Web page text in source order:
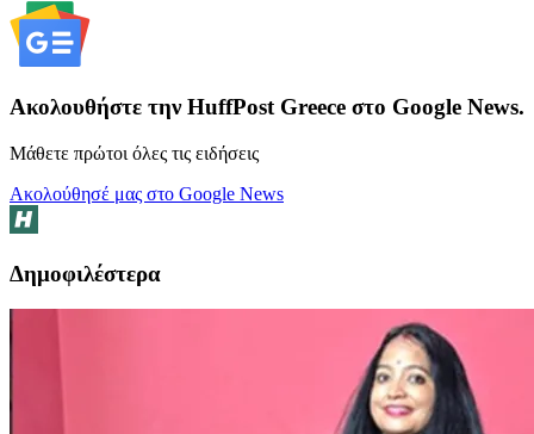
Ακολουθήστε την HuffPost Greece στο Google News.
Μάθετε πρώτοι όλες τις ειδήσεις
Ακολούθησέ μας στο Google News
Δημοφιλέστερα